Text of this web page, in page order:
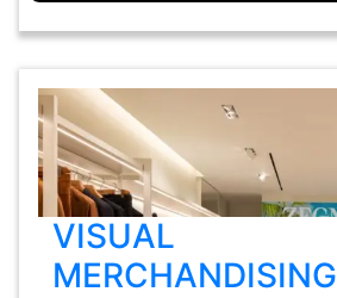
VISUAL
MERCHANDISING